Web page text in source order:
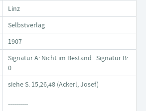
Linz
Selbstverlag
1907
Signatur A: Nicht im Bestand Signatur B:
0
siehe S. 15,26,48 (Ackerl, Josef)
----------